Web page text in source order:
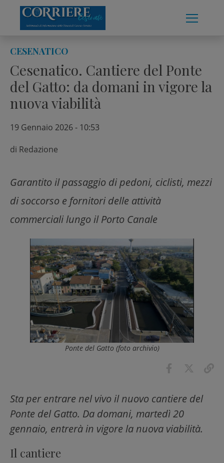
content
CESENATICO
Cesenatico. Cantiere del Ponte
del Gatto: da domani in vigore la
nuova viabilità
19 Gennaio 2026 - 10:53
di Redazione
Garantito il passaggio di pedoni, ciclisti, mezzi
di soccorso e fornitori delle attività
commerciali lungo il Porto Canale
Ponte del Gatto (foto archivio)
Sta per entrare nel vivo il nuovo cantiere del
Ponte del Gatto. Da domani, martedì 20
gennaio, entrerà in vigore la nuova viabilità.
Il cantiere